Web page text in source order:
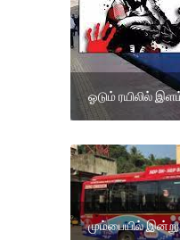
ஓடும் ரயிலில்
மும்பையில் இன்று